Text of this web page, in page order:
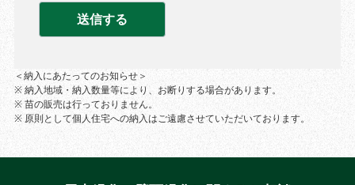
＜納入にあたってのお知らせ＞
※ 納入地域・納入数量等により、お断りする場合があります。
※ 苗の販売は行っておりません。
※ 原則として個人住宅への納入はご遠慮させていただいております。